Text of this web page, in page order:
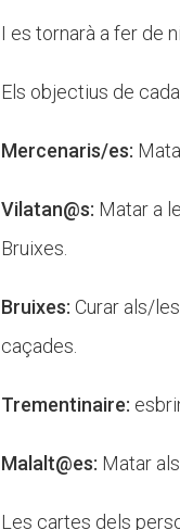
I es tornarà a fer de
Els objectius de
Mercenaris/es:
Vilatan@s: Matar a
Bruixes.
Bruixes: Curar als/
caçades.
Trementinaire:
Malalt@es: Matar
Les cartes dels